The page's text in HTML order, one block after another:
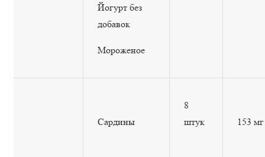
Йогурт без
добавок
Мороженое
Сардины
8
штук
153 мг